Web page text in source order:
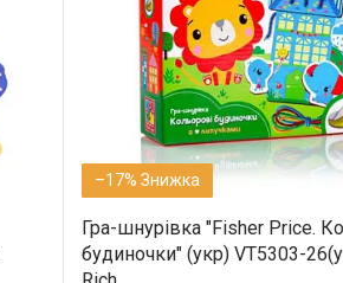
–17%
Гра-шнурівка "Fisher Price.
будиночки" (укр) VT5303-